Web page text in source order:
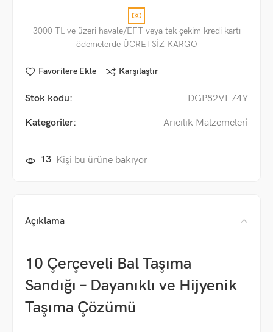
3000 TL ve üzeri havale/EFT veya tek çekim kredi kartı
ödemelerde ÜCRETSİZ KARGO
Favorilere Ekle Karşılaştır
Stok kodu: DGP82VE74Y
Kategoriler: Arıcılık Malzemeleri
13 Kişi bu ürüne bakıyor
Açıklama
10 Çerçeveli Bal Taşıma
Sandığı – Dayanıklı ve Hijyenik
Taşıma Çözümü